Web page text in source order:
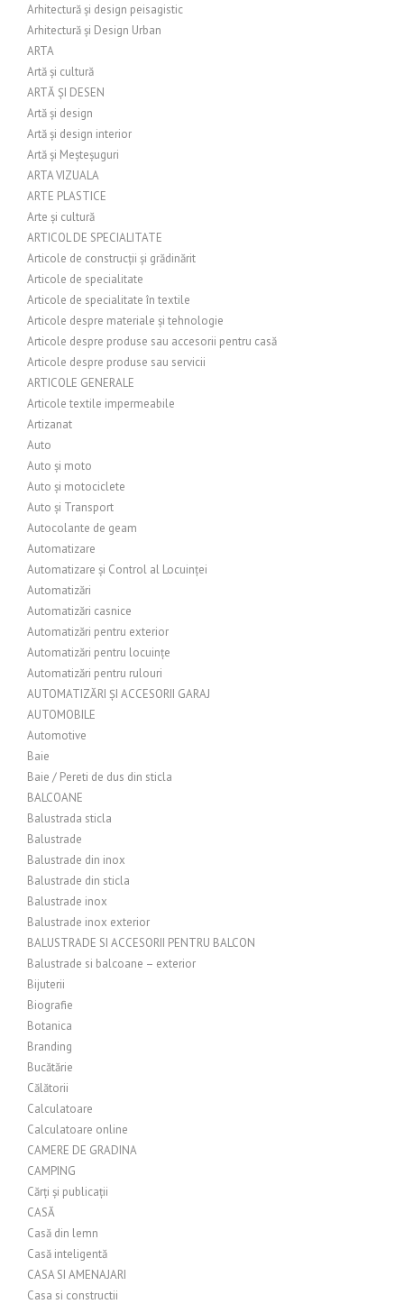
Arhitectură și design peisagistic
Arhitectură și Design Urban
ARTA
Artă și cultură
ARTĂ ȘI DESEN
Artă și design
Artă și design interior
Artă și Meșteșuguri
ARTA VIZUALA
ARTE PLASTICE
Arte și cultură
ARTICOL DE SPECIALITATE
Articole de construcții și grădinărit
Articole de specialitate
Articole de specialitate în textile
Articole despre materiale și tehnologie
Articole despre produse sau accesorii pentru casă
Articole despre produse sau servicii
ARTICOLE GENERALE
Articole textile impermeabile
Artizanat
Auto
Auto și moto
Auto și motociclete
Auto și Transport
Autocolante de geam
Automatizare
Automatizare și Control al Locuinței
Automatizări
Automatizări casnice
Automatizări pentru exterior
Automatizări pentru locuințe
Automatizări pentru rulouri
AUTOMATIZĂRI ȘI ACCESORII GARAJ
AUTOMOBILE
Automotive
Baie
Baie / Pereti de dus din sticla
BALCOANE
Balustrada sticla
Balustrade
Balustrade din inox
Balustrade din sticla
Balustrade inox
Balustrade inox exterior
BALUSTRADE SI ACCESORII PENTRU BALCON
Balustrade si balcoane – exterior
Bijuterii
Biografie
Botanica
Branding
Bucătărie
Călătorii
Calculatoare
Calculatoare online
CAMERE DE GRADINA
CAMPING
Cărți și publicații
CASĂ
Casă din lemn
Casă inteligentă
CASA SI AMENAJARI
Casa si constructii